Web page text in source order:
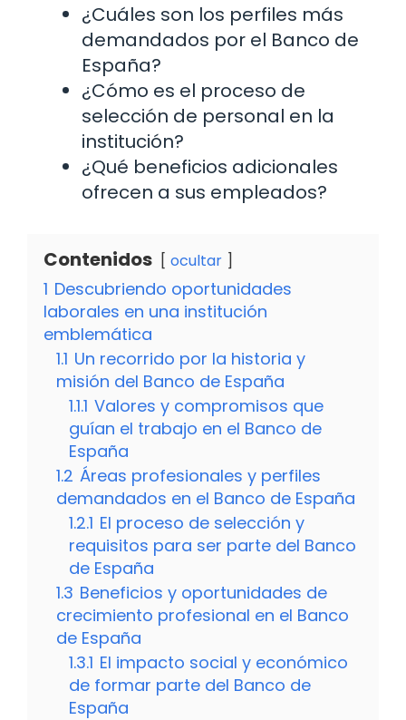
¿Cuáles son los perfiles más
demandados por el Banco de
España?
¿Cómo es el proceso de
selección de personal en la
institución?
¿Qué beneficios adicionales
ofrecen a sus empleados?
Contenidos ocultar
1 Descubriendo oportunidades
laborales en una institución
emblemática
1.1 Un recorrido por la historia y
misión del Banco de España
1.1.1 Valores y compromisos que
guían el trabajo en el Banco de
España
1.2 Áreas profesionales y perfiles
demandados en el Banco de España
1.2.1 El proceso de selección y
requisitos para ser parte del Banco
de España
1.3 Beneficios y oportunidades de
crecimiento profesional en el Banco
de España
1.3.1 El impacto social y económico
de formar parte del Banco de
España